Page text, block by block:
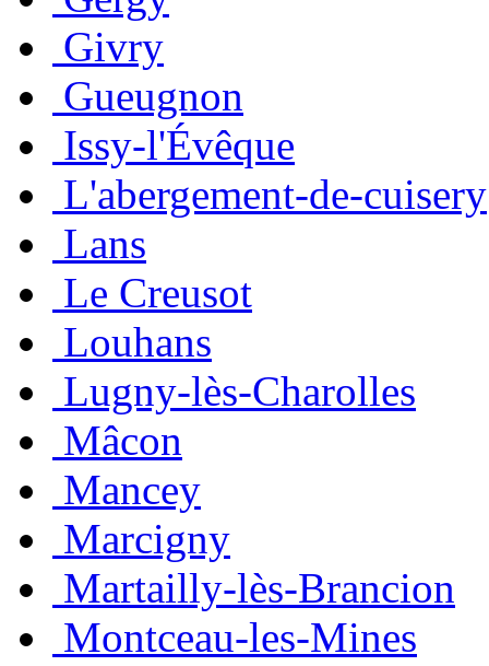
Givry
Gueugnon
Issy-l'Évêque
L'abergement-de-cuisery
Lans
Le Creusot
Louhans
Lugny-lès-Charolles
Mâcon
Mancey
Marcigny
Martailly-lès-Brancion
Montceau-les-Mines